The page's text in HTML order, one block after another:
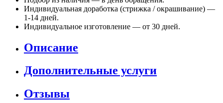
Индивидуальная доработка (стрижка / окрашивание) —
1-14 дней.
Индивидуальное изготовление — от 30 дней.
Описание
Дополнительные услуги
Отзывы